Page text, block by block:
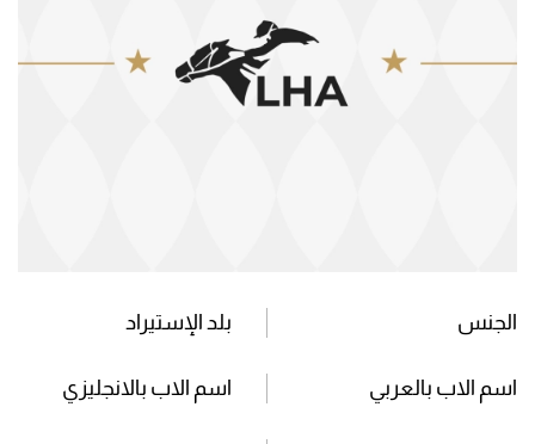
الجنس بلد الإستيراد
اسم الاب بالعربي اسم الاب بالانجليزي